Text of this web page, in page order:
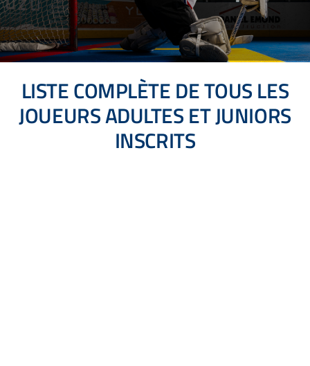
FÊTES & LOCATION
BOUTIQUE
FAQ
PICKLEBALL
LISTE COMPLÈTE DE TOUS LES
JOUEURS ADULTES ET JUNIORS
INSCRITS